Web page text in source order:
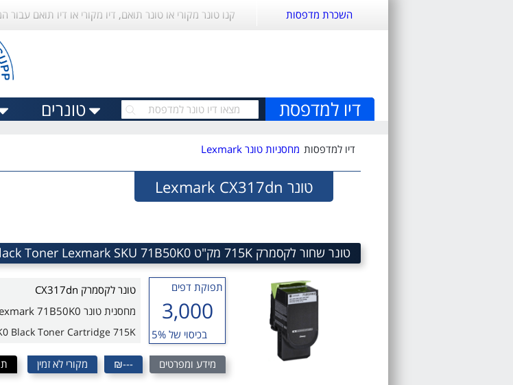
השכרת מדפסות קנו טונר מקורי או טונר תואם, דיו מקורי או דיו תואם
דיו למדפסת טונרים
דיו למדפסות מחסניות טונר Lexmark
טונר Lexmark CX317dn
טונר שחור לקסמרק 715K מק"ט 715K Black Toner Lexmark SKU 71B50K0
תפוקת דפים
3,000
בכיסוי של 5%
טונר לקסמרק CX317dn
מחסנית טונר Lexmark 71B50K0 בצבע שחור
Black Toner Cartridge 715K
מידע ומפרטים ---₪ מקורי לא זמין